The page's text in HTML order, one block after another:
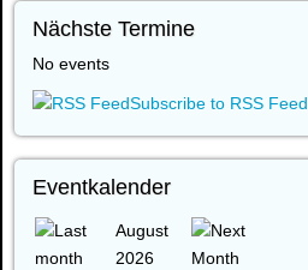
Nächste Termine
No events
Subscribe to RSS Feed
Eventkalender
August
2026